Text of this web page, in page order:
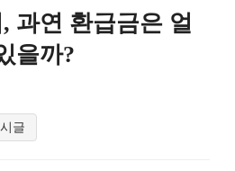
과연 환급금은 얼
을까?
글